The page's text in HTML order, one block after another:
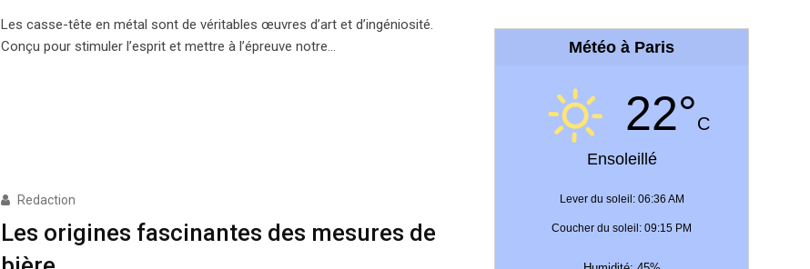
Les casse-tête en métal sont de véritables œuvres d’art et d’ingéniosité.
Conçu pour stimuler l’esprit et mettre à l’épreuve notre…
Redaction
Les origines fascinantes des mesures de
Météo à Paris
22°C
Ensoleillé
Lever du soleil: 06:36 AM
Coucher du soleil: 09:15 PM